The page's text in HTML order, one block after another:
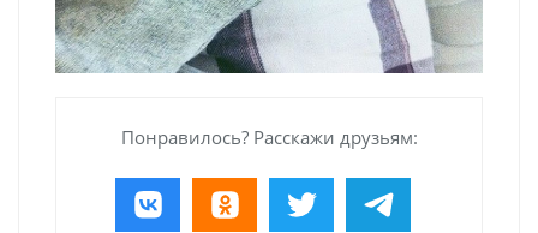
Понравилось? Расскажи друзьям: